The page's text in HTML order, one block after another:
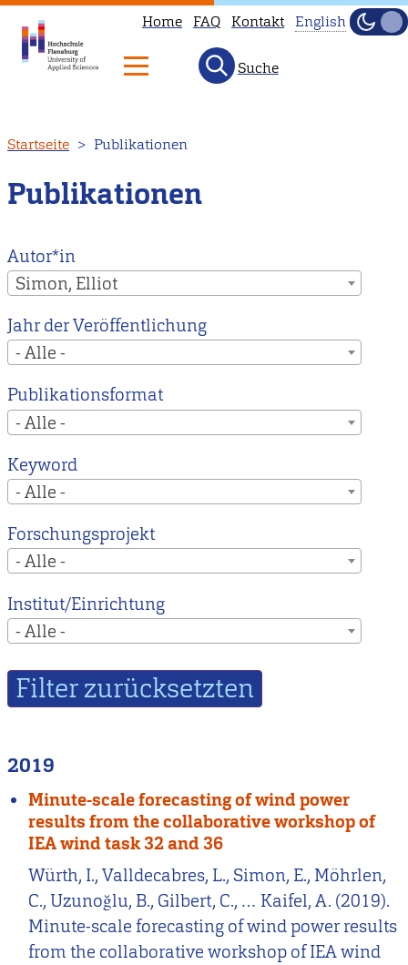
zum
Inhalt
Home FAQ Kontakt
to
our
main
instead.
English
Hell
Suche
Startseite Publikationen
Publikationen
Autor*in
Simon, Elliot
Jahr der Veröffentlichung
- Alle -
Publikationsformat
- Alle -
Keyword
- Alle -
Forschungsprojekt
- Alle -
Institut/Einrichtung
- Alle -
2019
Minute-scale forecasting of wind power
results from the collaborative workshop of
IEA wind task 32 and 36
Würth, I., Valldecabres, L., Simon, E., Möhrlen,
C., Uzunoğlu, B., Gilbert, C., … Kaifel, A. (2019).
Minute-scale forecasting of wind power results
from the collaborative workshop of IEA wind